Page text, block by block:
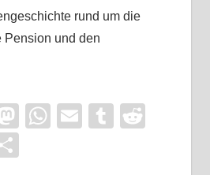
rund um die
Pension und den
Mastodon
WhatsApp
EmailTumblr